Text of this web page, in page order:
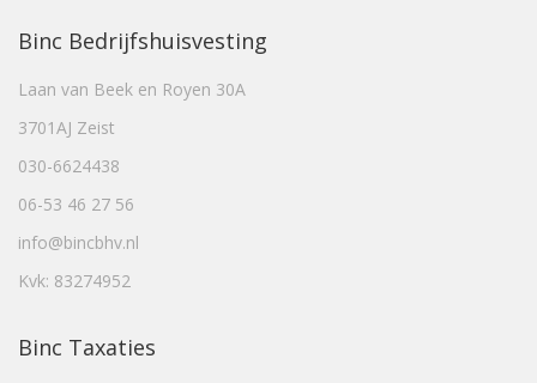
Binc Bedrijfshuisvesting
Laan van Beek en Royen 30A
3701AJ Zeist
030-6624438
06-53 46 27 56
info@bincbhv.nl
Kvk: 83274952
Binc Taxaties